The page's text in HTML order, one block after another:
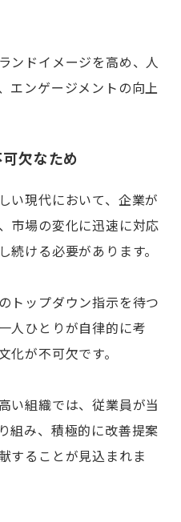
ンドイメージを高め、人
エンゲージメントの向上
欠なため
い現代において、企業が
市場の変化に迅速に対応
続ける必要があります。
トップダウン指示を待つ
人ひとりが自律的に考
化が不可欠です。
い組織では、従業員が当
組み、積極的に改善提案
することが見込まれま